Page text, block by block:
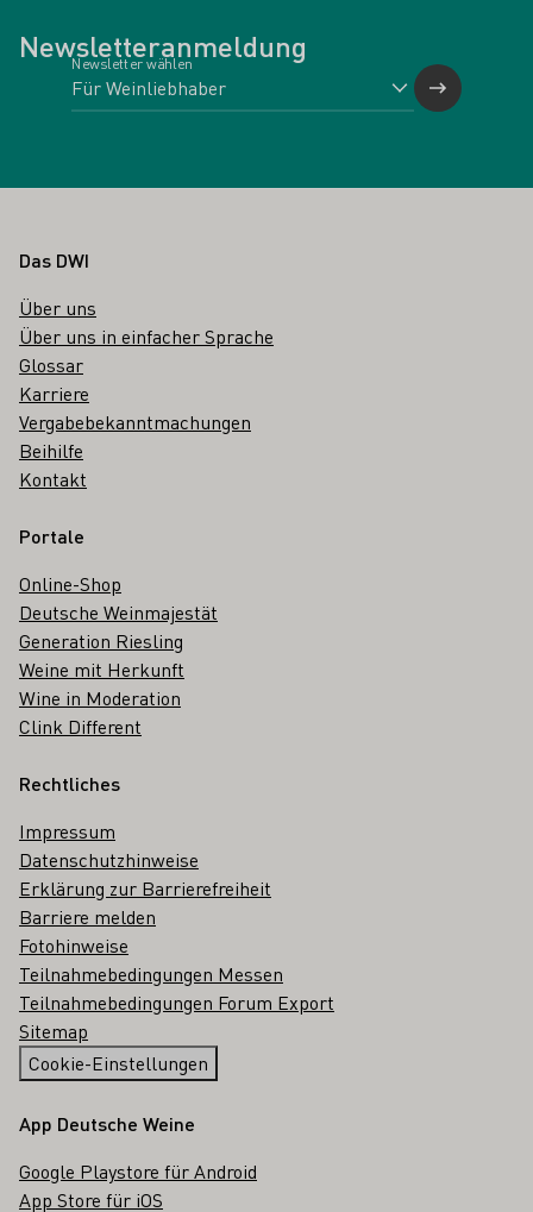
Newsletteranmeldung
Newsletter wählen
Fußbereich
Das DWI
Über uns
Über uns in einfacher Sprache
Glossar
Karriere
Vergabebekanntmachungen
Beihilfe
Kontakt
Portale
Online-Shop
Deutsche Weinmajestät
Generation Riesling
Weine mit Herkunft
Wine in Moderation
Clink Different
Rechtliches
Impressum
Datenschutzhinweise
Erklärung zur Barrierefreiheit
Barriere melden
Fotohinweise
Teilnahmebedingungen Messen
Teilnahmebedingungen Forum Export
Sitemap
Cookie-Einstellungen
App Deutsche Weine
Google Playstore für Android
App Store für iOS